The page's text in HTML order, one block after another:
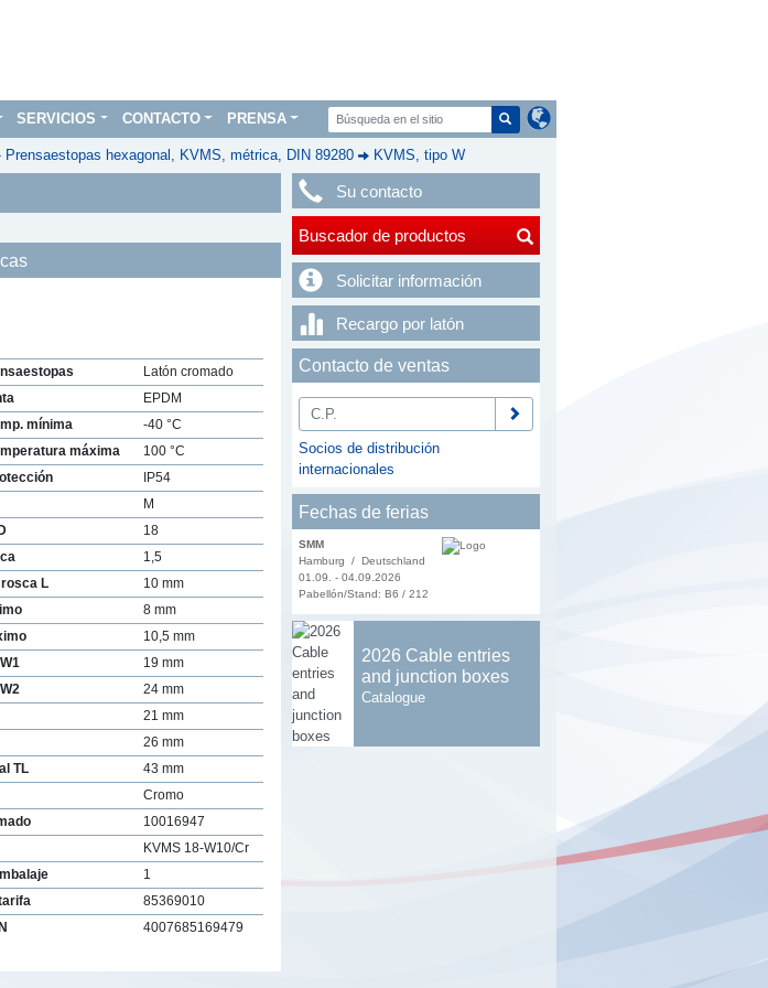
SERVICIOS CONTACTO PRENSA
Prensaestopas hexagonal, KVMS, métrica, DIN 89280 KVMS, tipo W
Latón cromado
EPDM
mínima
-40 °C
máxima
100 °C
IP54
M
18
1,5
rosca L
10 mm
8 mm
10,5 mm
19 mm
24 mm
21 mm
26 mm
TL
43 mm
Cromo
10016947
KVMS 18-W10/Cr
1
85369010
4007685169479
Su contacto
Buscador de productos
Solicitar información
Recargo por latón
Contacto de ventas
Socios de distribución
internacionales
Fechas de ferias
SMM
Hamburg / Deutschland
01.09. - 04.09.2026
Pabellón/Stand: B6 / 212
2026 Cable entries
and junction boxes
Catalogue